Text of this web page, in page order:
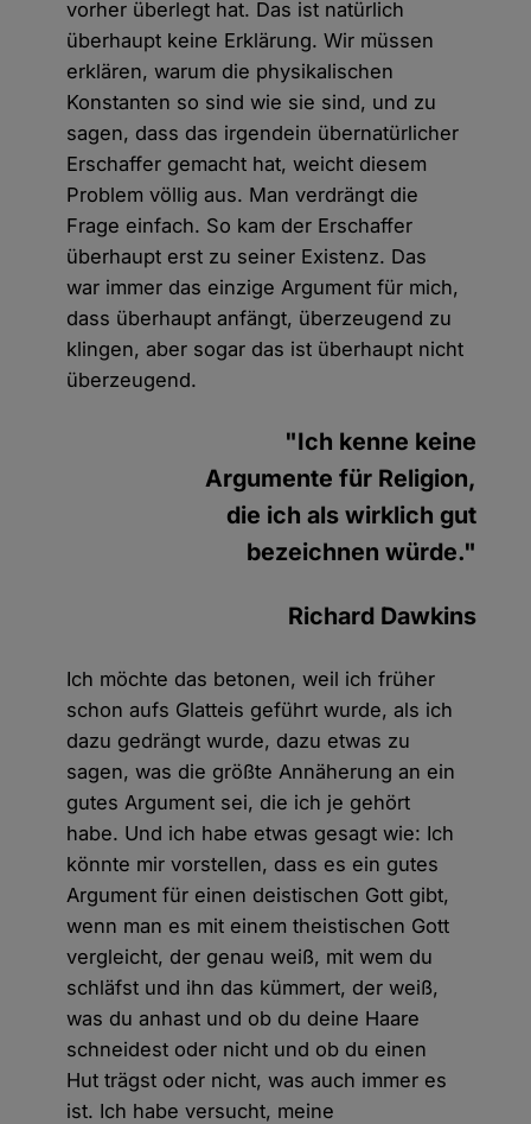
vorher überlegt hat. Das ist natürlich
überhaupt keine Erklärung. Wir müssen
erklären, warum die physikalischen
Konstanten so sind wie sie sind, und zu
sagen, dass das irgendein übernatürlicher
Erschaffer gemacht hat, weicht diesem
Problem völlig aus. Man verdrängt die
Frage einfach. So kam der Erschaffer
überhaupt erst zu seiner Existenz. Das
war immer das einzige Argument für mich,
dass überhaupt anfängt, überzeugend zu
klingen, aber sogar das ist überhaupt nicht
überzeugend.
"Ich kenne keine
Argumente für Religion,
die ich als wirklich gut
bezeichnen würde."
Richard Dawkins
Ich möchte das betonen, weil ich früher
schon aufs Glatteis geführt wurde, als ich
dazu gedrängt wurde, dazu etwas zu
sagen, was die größte Annäherung an ein
gutes Argument sei, die ich je gehört
habe. Und ich habe etwas gesagt wie: Ich
könnte mir vorstellen, dass es ein gutes
Argument für einen deistischen Gott gibt,
wenn man es mit einem theistischen Gott
vergleicht, der genau weiß, mit wem du
schläfst und ihn das kümmert, der weiß,
was du anhast und ob du deine Haare
schneidest oder nicht und ob du einen
Hut trägst oder nicht, was auch immer es
ist. Ich habe versucht, meine